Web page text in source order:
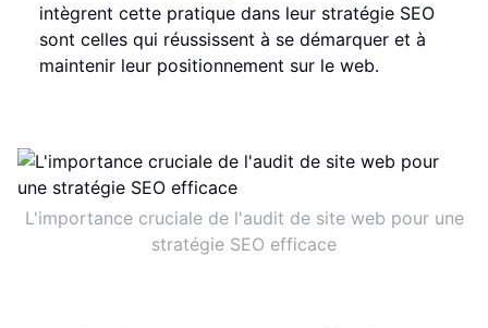
intègrent cette pratique dans leur stratégie SEO
sont celles qui réussissent à se démarquer et à
maintenir leur positionnement sur le web.
L'importance cruciale de l'audit de site web pour une
stratégie SEO efficace